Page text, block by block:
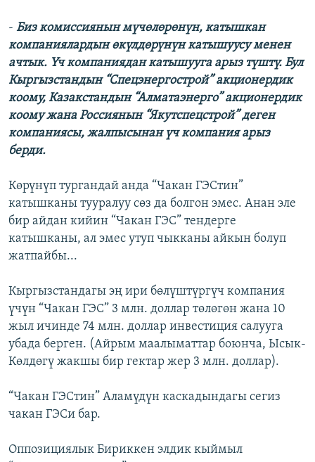
- Биз комиссиянын мүчөлөрөнүн, катышкан
компаниялардын өкүлдөрүнүн катышуусу менен
ачтык. Үч компаниядан катышууга арыз түштү. Бул
Кыргызстандын “Спецэнергострой” акционердик
коому, Казакстандын “Алматаэнерго” акционердик
коому жана Россиянын “Якутспецстрой” деген
компаниясы, жалпысынан үч компания арыз
берди.
Көрүнүп тургандай анда “Чакан ГЭСтин”
катышканы тууралуу сөз да болгон эмес. Анан эле
бир айдан кийин “Чакан ГЭС” тендерге
катышканы, ал эмес утуп чыкканы айкын болуп
жатпайбы...
Кыргызстандагы эң ири бөлүштүргүч компания
үчүн “Чакан ГЭС” 3 млн. доллар төлөгөн жана 10
жыл ичинде 74 млн. доллар инвестиция салууга
убада берген. (Айрым маалыматтар боюнча, Ысык-
Көлдөгү жакшы бир гектар жер 3 млн. доллар).
“Чакан ГЭСтин” Аламүдүн каскадындагы сегиз
чакан ГЭСи бар.
Оппозициялык Бириккен элдик кыймыл